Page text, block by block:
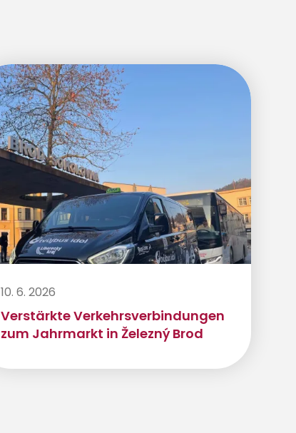
10. 6. 2026
Verstärkte Verkehrsverbindungen
zum Jahrmarkt in Železný Brod